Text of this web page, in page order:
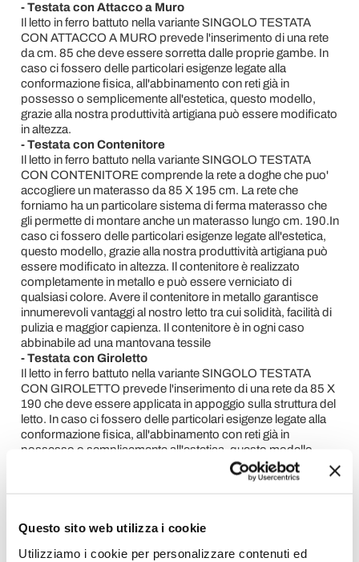
Questo sito web utilizza i cookie
Utilizziamo i cookie per personalizzare contenuti ed
- Testata con Attacco a Muro
Il letto in ferro battuto nella variante SINGOLO TESTATA
CON ATTACCO A MURO prevede l'inserimento di una rete
da cm. 85 che deve essere sorretta dalle proprie gambe. In
caso ci fossero delle particolari esigenze legate alla
conformazione fisica, all'abbinamento con reti già in
possesso o semplicemente all'estetica, questo modello,
grazie alla nostra produttività artigiana può essere modificato
in altezza.
- Testata con Contenitore
Il letto in ferro battuto nella variante SINGOLO TESTATA
CON CONTENITORE comprende la rete a doghe che puo'
accogliere un materasso da 85 X 195 cm. La rete che
forniamo ha un particolare sistema di ferma materasso che
gli permette di montare anche un materasso lungo cm. 190.In
caso ci fossero delle particolari esigenze legate all'estetica,
questo modello, grazie alla nostra produttività artigiana può
essere modificato in altezza. Il contenitore è realizzato
completamente in metallo e può essere verniciato di
qualsiasi colore. Avere il contenitore in metallo garantisce
innumerevoli vantaggi al nostro letto tra cui solidità, facilità di
pulizia e maggior capienza. Il contenitore è in ogni caso
abbinabile ad una mantovana tessile
- Testata con Giroletto
Il letto in ferro battuto nella variante SINGOLO TESTATA
CON GIROLETTO prevede l'inserimento di una rete da 85 X
190 che deve essere applicata in appoggio sulla struttura del
letto. In caso ci fossero delle particolari esigenze legate alla
conformazione fisica, all'abbinamento con reti già in
possesso o semplicemente all'estetica, questo modello,
grazie alla nostra produttività artigiana può essere modificato
-testata con attacco a muro105 x 4 x 135 cm
-testata con giroletto105 x 197 x 135 cm